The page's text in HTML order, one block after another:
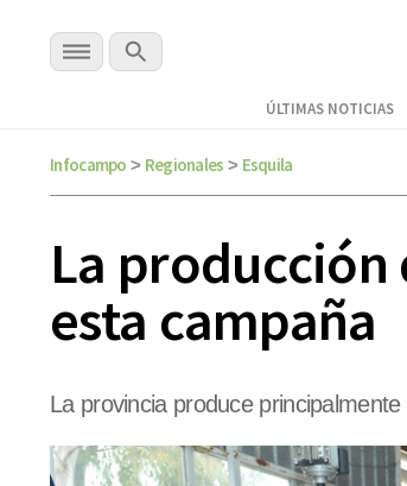
ÚLTIMAS NOTICIAS
Infocampo > Regionales > Esquila
La
esta campaña
La provincia produce